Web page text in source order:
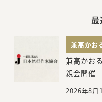
最
兼高かお
兼高かお
親会開催
2026年8月